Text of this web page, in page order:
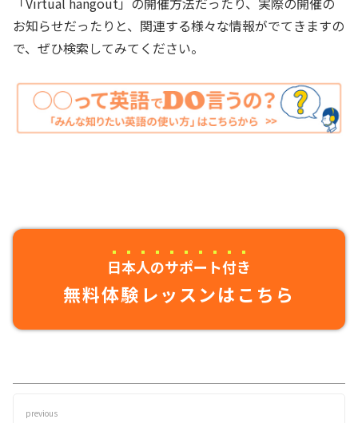
お知らせだったりと、関連する様々な情報がでてきますの
で、ぜひ検索してみてください。
日本人のサポート付き
無料体験レッスンはこちら
previous